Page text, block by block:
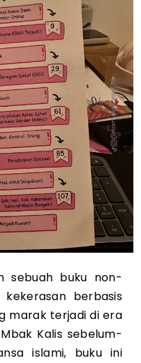
sebuah buku non-
berbasis
marak terjadi di era
Kalis sebelum-
islami, buku ini